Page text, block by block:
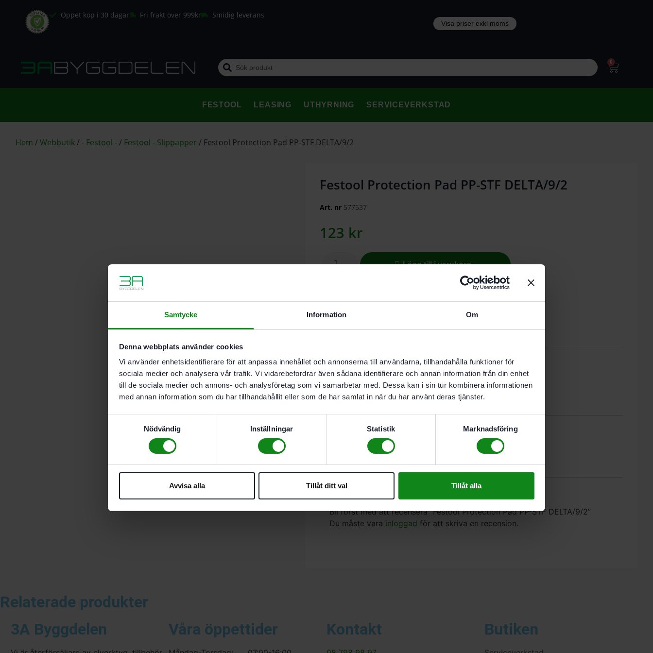
Samtycke Information Om
Denna webbplats använder cookies
Vi använder enhetsidentifierare för att anpassa innehållet och annonserna till användarna, tillhandahålla funktioner för
sociala medier och analysera vår trafik. Vi vidarebefordrar även sådana identifierare och annan information från din enhet
till de sociala medier och annons- och analysföretag som vi samarbetar med. Dessa kan i sin tur kombinera informationen
med annan information som du har tillhandahållit eller som de har samlat in när du har använt deras tjänster.
Nödvändig
Inställningar Statistik Marknadsföring
Avvisa alla Tillåt ditt val Tillåt alla
Öppet köp i 30 dagar Fri frakt över 999kr Smidig leverans
0
FESTOOL LEASING UTHYRNING SERVICEVERKSTAD
Hem /Webbutik/ - Festool -/ Festool - Slippapper / Festool Protection Pad PP-STF DELTA/9/2
Festool Protection Pad PP-STF DELTA/9/2
Art. nr 577537
123 kr
Lägg till i varukorg
Egenskaper
För DTS 400. DTSC 400. DS 400
Används vid kraftigt abrasiva material
Höjd 2 mm
Mått längd x bredd 100 x 150 mm
Förpackning 2 st
Bli först med att recensera ”Festool Protection Pad PP-STF DELTA/9/2”
Du måste vara inloggad för att skriva en recension.
Relaterade produkter
3A Byggdelen
Våra öppettider Kontakt Butiken